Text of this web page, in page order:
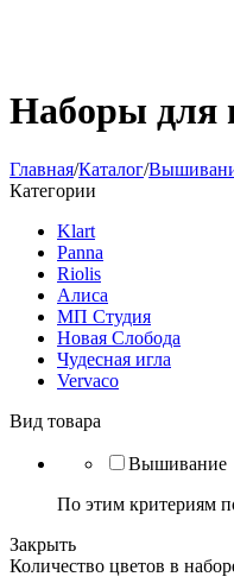
Наборы для
Главная/Каталог/
Категории
Klart
Panna
Riolis
Алиса
МП Студия
Новая Слобода
Чудесная игла
Vervaco
Вид товара
Вышивание
По этим критериям
Закрыть
Количество цветов в